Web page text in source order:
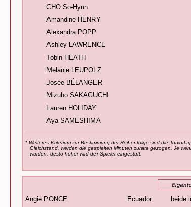
CHO So-Hyun
Amandine HENRY
Alexandra POPP
Ashley LAWRENCE
Tobin HEATH
Melanie LEUPOLZ
Josée BÉLANGER
Mizuho SAKAGUCHI
Lauren HOLIDAY
Aya SAMESHIMA
* Weiteres Kriterium zur Bestimmung der Reihenfolge sind die
Gleichstand, werden die gespielten Minuten zurate gezogen. Je
wurden, desto höher wird der Spieler eingestuft.
Angie PONCE Ecuador beide